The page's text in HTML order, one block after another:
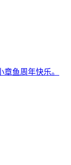
鱼周年快乐。